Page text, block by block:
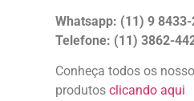
Whatsapp: (11) 9
Telefone: (11) 3862-
Conheça todos os
produtosclicando aqui